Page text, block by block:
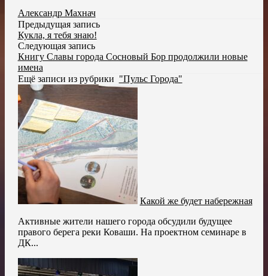
Александр Махнач
Предыдущая запись
Кукла, я тебя знаю!
Следующая запись
Книгу Славы города Сосновый Бор продолжили новые
имена
Ещё записи из рубрики "Пульс Города"
Какой же будет набережная
Активные жители нашего города обсудили будущее
правого берега реки Коваши. На проектном семинаре в
ДК...